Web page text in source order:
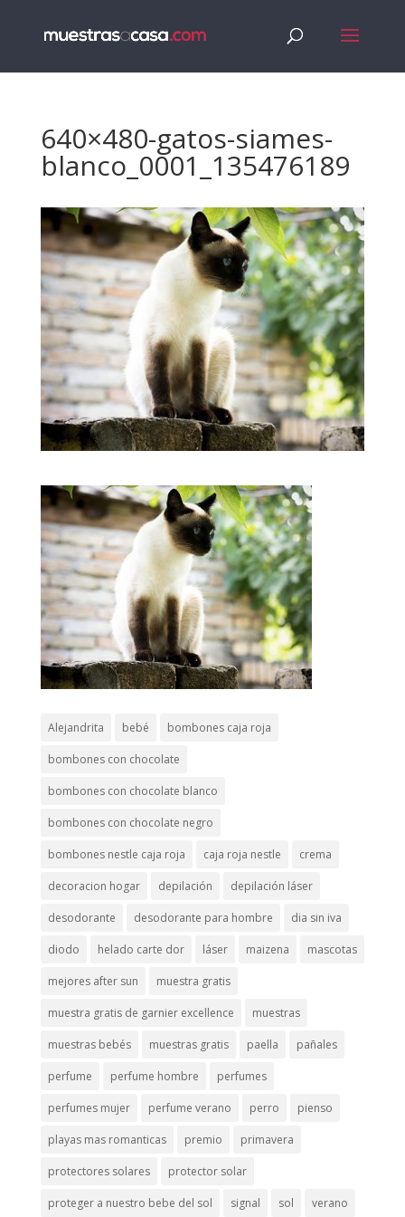
640×480-gatos-siames-
blanco_0001_135476189
Alejandrita bebé bombones caja roja
bombones con chocolate
bombones con chocolate blanco
bombones con chocolate negro
bombones nestle caja roja caja roja nestle crema
decoracion hogar depilación depilación láser
desodorante desodorante para hombre dia sin iva
diodo helado carte dor láser maizena mascotas
mejores after sun muestra gratis
muestra gratis de garnier excellence muestras
muestras bebés muestras gratis paella pañales
perfume perfume hombre perfumes
perfumes mujer perfume verano perro pienso
playas mas romanticas premio primavera
protectores solares protector solar
proteger a nuestro bebe del sol signal sol verano